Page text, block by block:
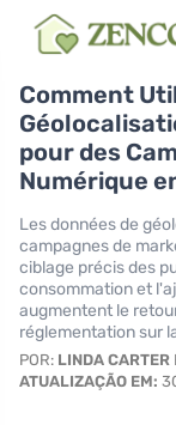
Comment
pour des
Numérique
Les données de
campagnes de
ciblage précis des
consommation et
augmentent le
réglementation sur
POR: LINDA CARTER
ATUALIZAÇÃO EM: